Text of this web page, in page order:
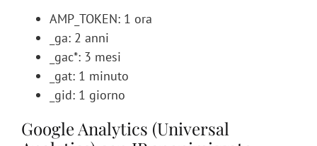
AMP_TOKEN: 1 ora
_ga: 2 anni
_gac*: 3 mesi
_gat: 1 minuto
_gid: 1 giorno
Google Analytics (Universal